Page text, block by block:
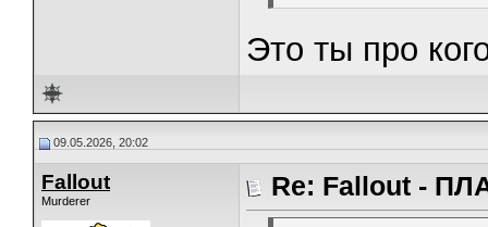
Это ты про
09.05.2026, 20:02
Fallout
Murderer Re: Fallout -